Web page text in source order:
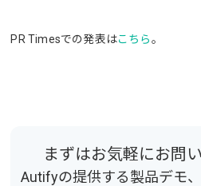
PR Timesでの発表はこちら。
まずはお気軽にお問
Autifyの提供する製品デモ